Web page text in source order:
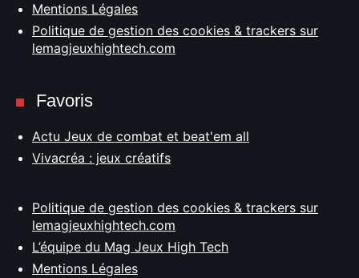
Mentions Légales
Politique de gestion des cookies & trackers sur
lemagjeuxhightech.com
Favoris
Actu Jeux de combat et beat'em all
Vivacréa : jeux créatifs
Politique de gestion des cookies & trackers sur
lemagjeuxhightech.com
L’équipe du Mag Jeux High Tech
Mentions Légales